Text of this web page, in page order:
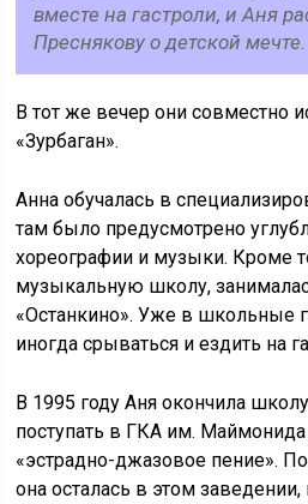
вместе на гастроли, и Аня
Преснякову о детской мечте.
В тот же вечер они совместно
«Зурбаган».
Анна обучалась в
там было предусмотрено
хореографии и музыки. Кроме
музыкальную школу,
«Останкино». Уже в школьные
иногда срываться и ездить на
В 1995 году Аня окончила
поступать в ГКА им. Маймонида
«эстрадно-джазовое пение».
она осталась в этом